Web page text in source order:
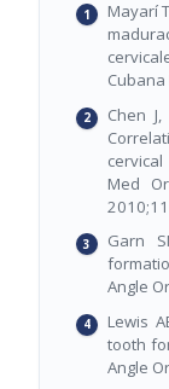
Mayarí
Chen
Med
Garn
Angle
Lewis
tooth
Angle